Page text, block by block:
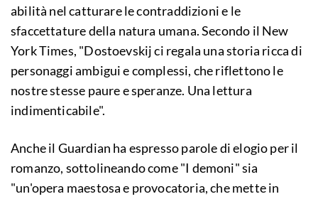
abilità nel catturare le contraddizioni e le
sfaccettature della natura umana. Secondo il New
York Times, "Dostoevskij ci regala una storia ricca di
personaggi ambigui e complessi, che riflettono le
nostre stesse paure e speranze. Una lettura
indimenticabile".
Anche il Guardian ha espresso parole di elogio per il
romanzo, sottolineando come "I demoni" sia
"un'opera maestosa e provocatoria, che mette in